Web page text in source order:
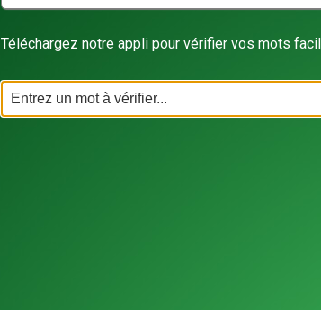
Téléchargez notre appli pour vérifier vos mots